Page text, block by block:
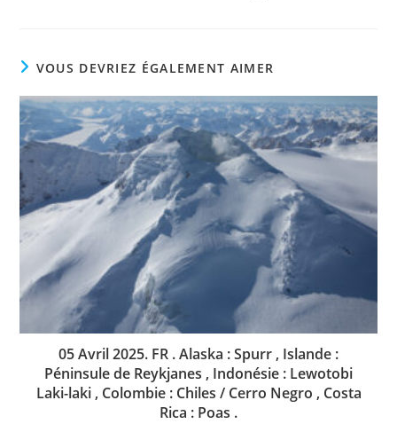
VOUS DEVRIEZ ÉGALEMENT AIMER
05 Avril 2025. FR . Alaska : Spurr , Islande :
Péninsule de Reykjanes , Indonésie : Lewotobi
Laki-laki , Colombie : Chiles / Cerro Negro , Costa
Rica : Poas .